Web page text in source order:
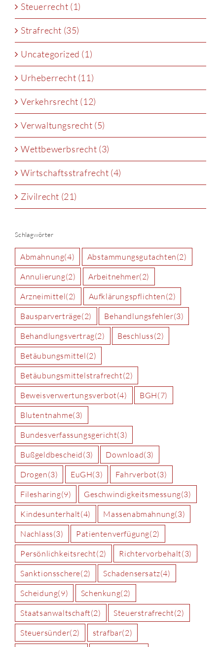
Steuerrecht (1)
Strafrecht (35)
Uncategorized (1)
Urheberrecht (11)
Verkehrsrecht (12)
Verwaltungsrecht (5)
Wettbewerbsrecht (3)
Wirtschaftsstrafrecht (4)
Zivilrecht (21)
Schlagwörter
Abmahnung(4) Abstammungsgutachten(2)
Annulierung(2) Arbeitnehmer(2)
Arzneimittel(2) Aufklärungspflichten(2)
Bausparverträge(2) Behandlungsfehler(3)
Behandlungsvertrag(2) Beschluss(2)
Betäubungsmittel(2)
Betäubungsmittelstrafrecht(2)
Beweisverwertungsverbot(4) BGH(7)
Blutentnahme(3)
Bundesverfassungsgericht(3)
Bußgeldbescheid(3) Download(3)
Drogen(3) EuGH(3) Fahrverbot(3)
Filesharing(9) Geschwindigkeitsmessung(3)
Kindesunterhalt(4) Massenabmahnung(3)
Nachlass(3) Patientenverfügung(2)
Persönlichkeitsrecht(2) Richtervorbehalt(3)
Sanktionsschere(2) Schadensersatz(4)
Scheidung(9) Schenkung(2)
Staatsanwaltschaft(2) Steuerstrafrecht(2)
Steuersünder(2) strafbar(2)